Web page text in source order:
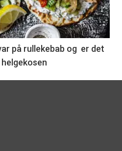
på rullekebab og er det